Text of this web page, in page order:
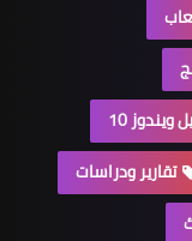
ويندوز 10
تقارير ودراسات